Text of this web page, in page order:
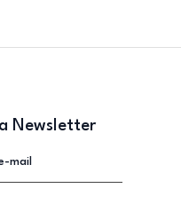
Newsletter